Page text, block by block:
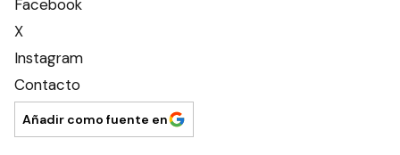
Facebook
X
Instagram
Contacto
Añadir como fuente en